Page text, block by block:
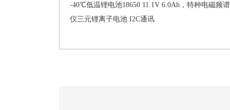
-40℃低温锂电池18650 11.1V 6.0Ah，特种电磁频谱
仪三元锂离子电池 I2C通讯